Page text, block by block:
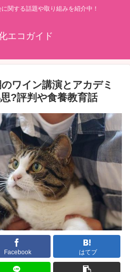
関する話題や取り組みを紹介中！
エコガイド
ワイン講演とアカデミ
?評判や食養教育話
Facebook はてブ